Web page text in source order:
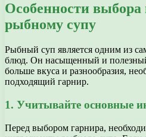
Особенности выбора
рыбному супу
Рыбный суп является одним из
блюд. Он насыщенный и
больше вкуса и разнообразия,
подходящий гарнир.
1. Учитывайте основные
Перед выбором гарнира,